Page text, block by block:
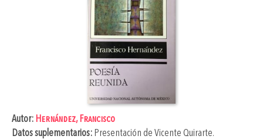
Autor: Hernández, Francisco
Datos suplementarios: Presentación de Vicente Quirarte.